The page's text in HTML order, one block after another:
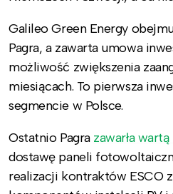
Galileo Green Energy
Pagra, a zawarta umowa
możliwość zwiększenia
miesiącach. To pierwsza
segmencie w Polsce.
Ostatnio Pagra zawarła
dostawę paneli
realizacji kontraktów ESCO